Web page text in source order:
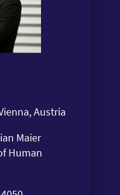
Austria
Maier
Human